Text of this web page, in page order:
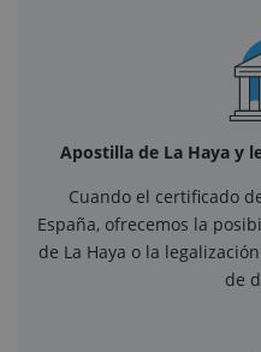
Apostilla de La Haya y
Cuando el certificado
España, ofrecemos la
de La Haya o la
de